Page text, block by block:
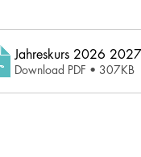
Jahreskurs 2026 2027
Download PDF • 307KB